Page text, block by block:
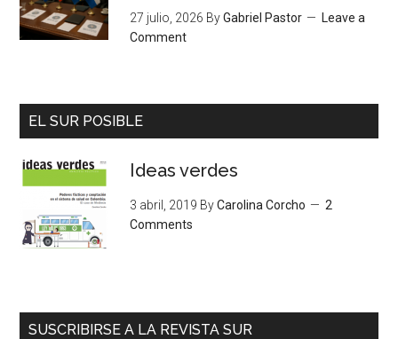
27 julio, 2026 ByGabriel Pastor
Leave a
Comment
EL SUR POSIBLE
Ideas verdes
3 abril, 2019 ByCarolina Corcho
2
Comments
SUSCRIBIRSE A LA REVISTA SUR